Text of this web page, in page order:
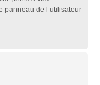
panneau de l’utilisateur